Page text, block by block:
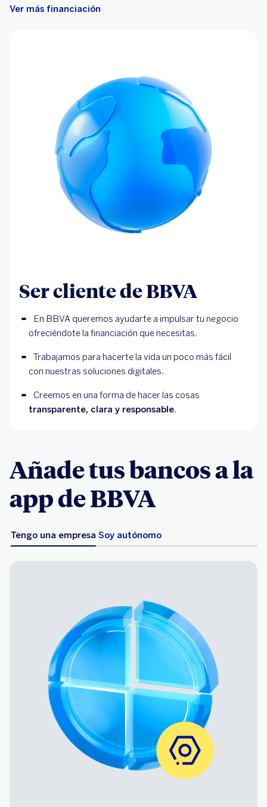
Ver más financiación
Ser cliente de BBVA
En BBVA queremos ayudarte a impulsar tu negocio
ofreciéndote la financiación que necesitas.
Trabajamos para hacerte la vida un poco más fácil
con nuestras soluciones digitales.
Creemos en una forma de hacer las cosas
transparente, clara y responsable.
Añade tus bancos a la
app de BBVA
Tengo una empresa Soy autónomo